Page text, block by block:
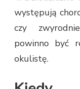
występują
czy
powinno być
okulistę.